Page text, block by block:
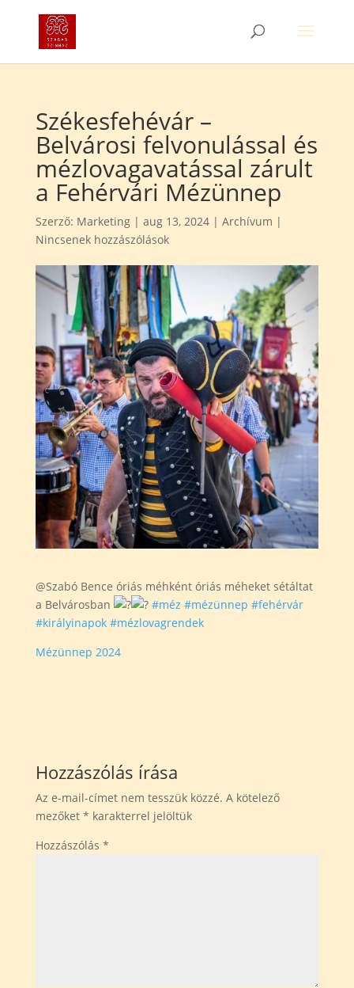
Székesfehévár –
Belvárosi felvonulással és
mézlovagavatással zárult
a Fehérvári Mézünnep
Szerző: Marketing| aug 13, 2024| Archívum |
Nincsenek hozzászólások
@Szabó Bence óriás méhként óriás méheket sétáltat
a Belvárosban
#méz #mézünnep #fehérvár
#királyinapok #mézlovagrendek
Mézünnep 2024
Hozzászólás írása
Az e-mail-címet nem tesszük közzé. A kötelező
mezőket * karakterrel jelöltük
Hozzászólás *